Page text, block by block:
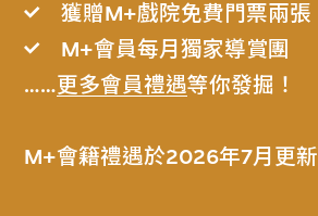
獲贈M+戲院免費門票兩張
M+會員每月獨家導賞團
……更多會員禮遇等你發掘！
M+會籍禮遇於2026年7月更新